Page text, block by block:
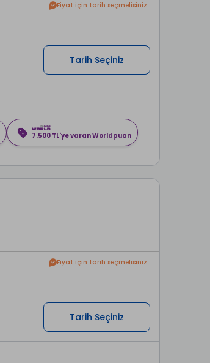
Fiyat için tarih seçmelisiniz
Tarih Seçiniz
7.500 TL'ye varan Worldpuan
Fiyat için tarih seçmelisiniz
Tarih Seçiniz